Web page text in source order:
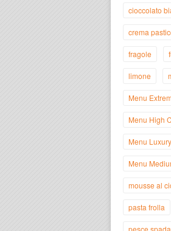
cioccolato
crema
fragole
limone
Menu
Menu High
Menu
Menu
mousse al
pasta frolla
pesce spada